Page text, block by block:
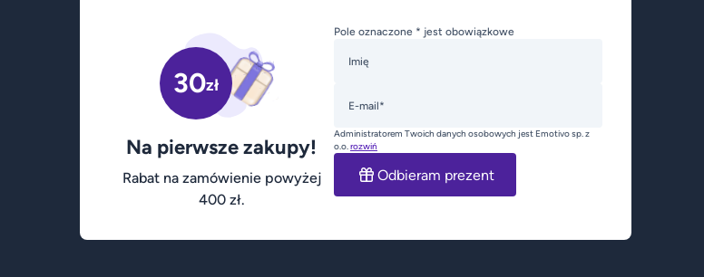
30zł
Na pierwsze zakupy!
Rabat na zamówienie powyżej
400 zł.
Pole oznaczone * jest obowiązkowe
Imię
E-mail*
Administratorem Twoich danych osobowych jest Emotivo sp. z
o.o.rozwiń
Odbieram prezent